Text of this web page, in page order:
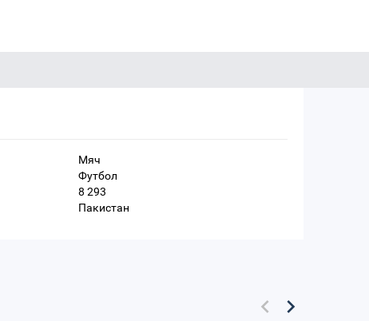
Мяч
Футбол
8 293
Пакистан